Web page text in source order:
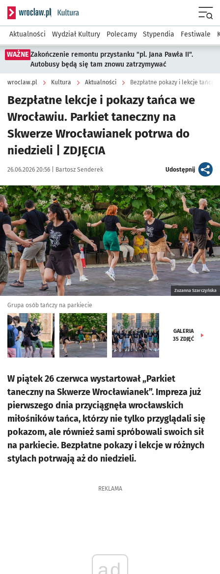
Serwis informacyjny wroclaw.pl podserwis: Kultura
Aktualności Wydział Kultury Polecamy Stypendia Festiwale
WAŻNE Zakończenie remontu przystanku "pl. Jana Pawła II".
Autobusy będą się tam znowu zatrzymywać
wroclaw.pl Kultura Aktualności Bezpłatne pokazy i lekcje tańca
Bezpłatne lekcje i pokazy tańca we
Wrocławiu. Parkiet taneczny na
Skwerze Wrocławianek potrwa do
niedzieli | ZDJĘCIA
Data publikacji:
26.06.2026 20:56 | Autor:
Bartosz Senderek Udostępnijartykuł
Kliknij, aby zobaczyć galerię
Zuzanna Szarczyńska
Grupa osób tańczy na parkiecie
GALERIA
35 ZDJĘĆ
W piątek 26 czerwca wystartował „Parkiet
taneczny na Skwerze Wrocławianek”. Impreza już
pierwszego dnia przyciągnęła wrocławskich
miłośników tańca, którzy nie tylko przyglądali się
pokazom, ale również sami spróbowali swoich sił
na parkiecie. Bezpłatne pokazy i lekcje w różnych
stylach potrwają aż do niedzieli.
REKLAMA